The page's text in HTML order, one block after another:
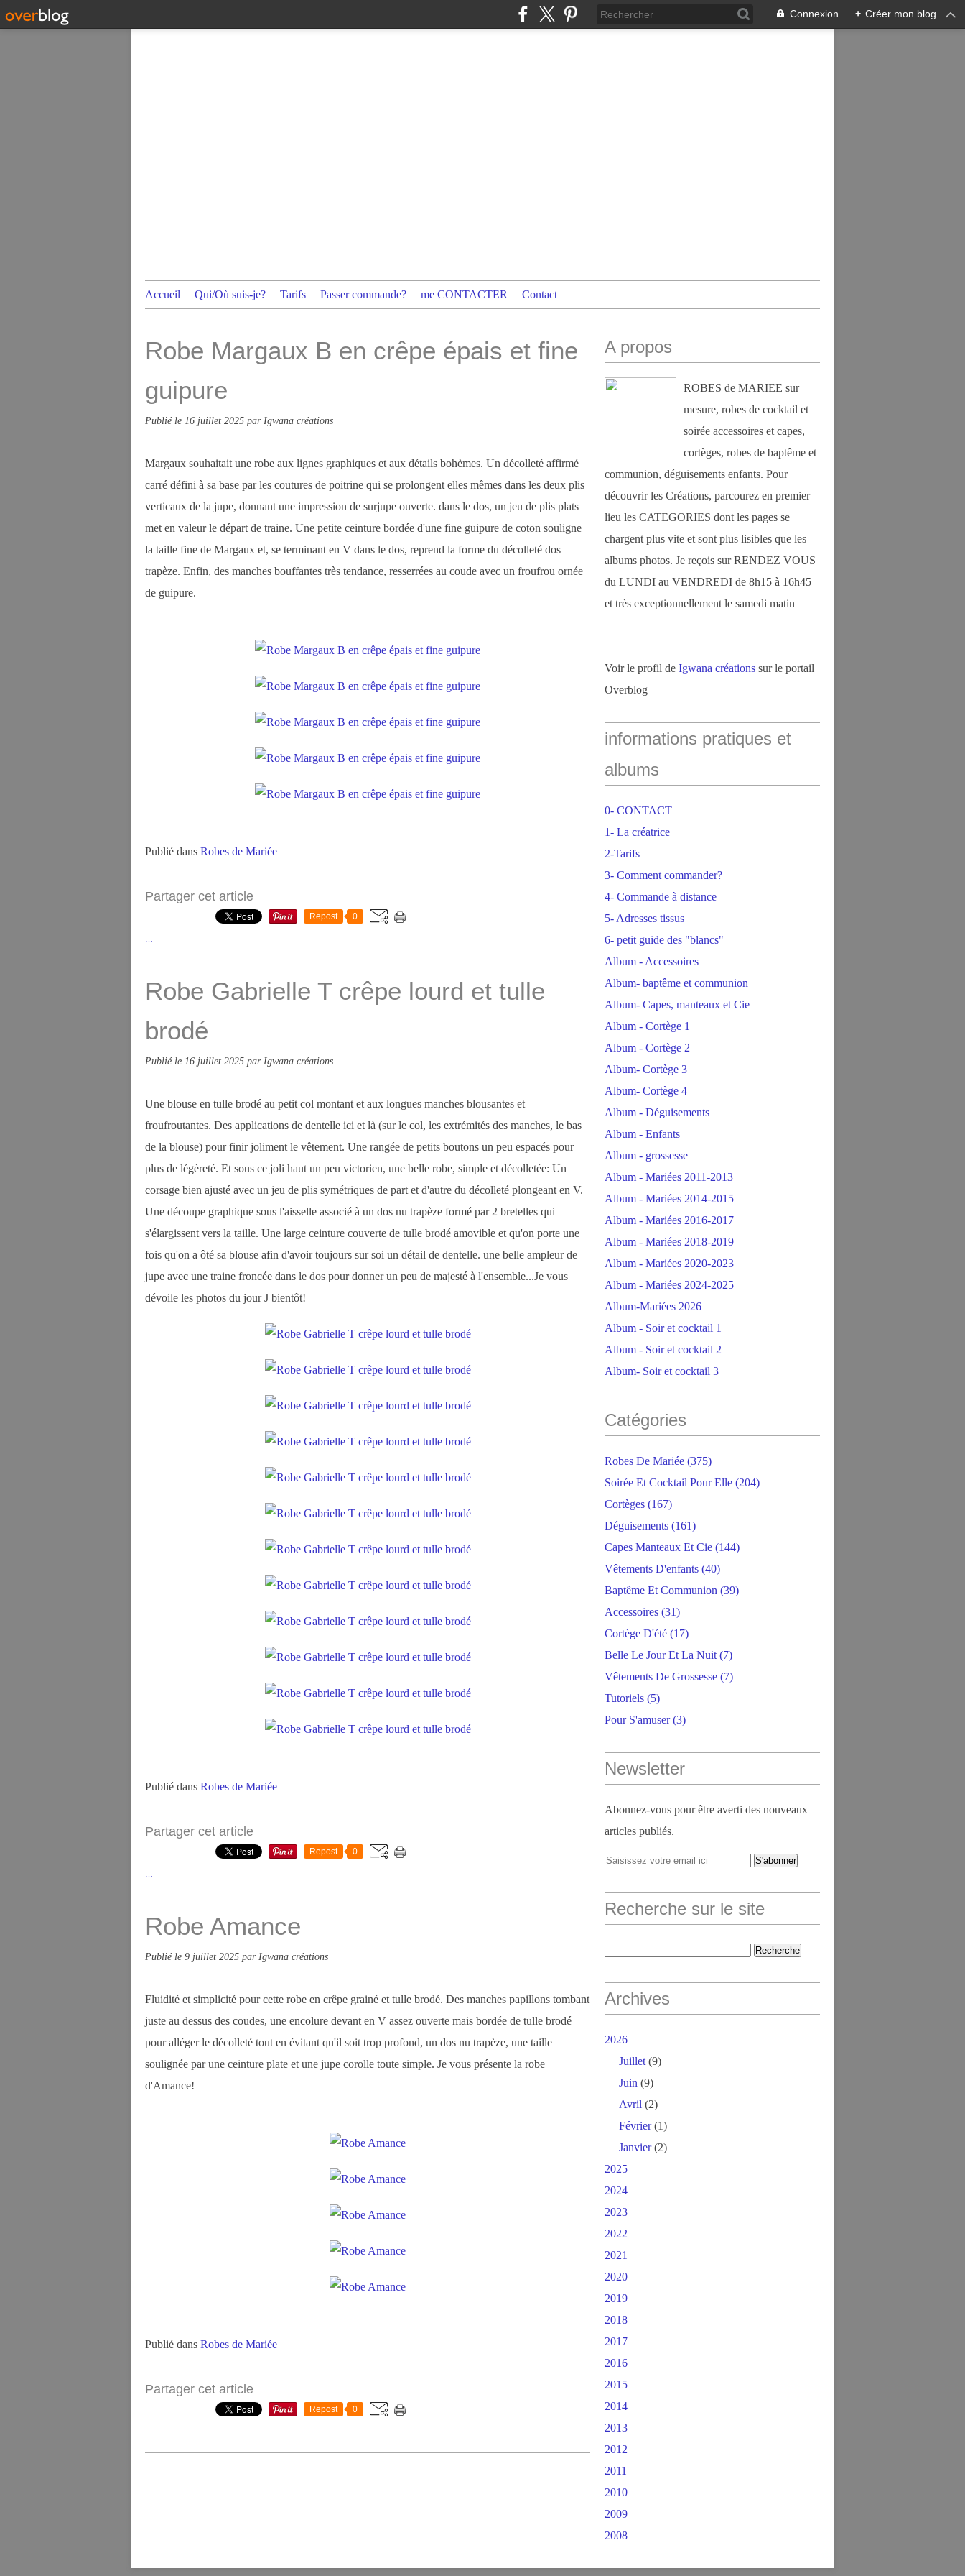
Connexion + Créer mon blog
Accueil Qui/Où suis-je? Tarifs Passer commande? me CONTACTER Contact
Robe Margaux B en crêpe épais et fine
guipure
Publié le 16 juillet 2025 par Igwana créations
Margaux souhaitait une robe aux lignes graphiques et aux détails bohèmes. Un décolleté affirmé
carré défini à sa base par les coutures de poitrine qui se prolongent elles mêmes dans les deux plis
verticaux de la jupe, donnant une impression de surjupe ouverte. dans le dos, un jeu de plis plats
met en valeur le départ de traine. Une petite ceinture bordée d'une fine guipure de coton souligne
la taille fine de Margaux et, se terminant en V dans le dos, reprend la forme du décolleté dos
trapèze. Enfin, des manches bouffantes très tendance, resserrées au coude avec un froufrou ornée
de guipure.
Publié dans Robes de Mariée
Partager cet article
Repost 0
Robe Gabrielle T crêpe lourd et tulle
brodé
Publié le 16 juillet 2025 par Igwana créations
Une blouse en tulle brodé au petit col montant et aux longues manches blousantes et
froufroutantes. Des applications de dentelle ici et là (sur le col, les extrémités des manches, le bas
de la blouse) pour finir joliment le vêtement. Une rangée de petits boutons un peu espacés pour
plus de légèreté. Et sous ce joli haut un peu victorien, une belle robe, simple et décolletée: Un
corsage bien ajusté avec un jeu de plis symétriques de part et d'autre du décolleté plongeant en V.
Une découpe graphique sous l'aisselle associé à un dos nu trapèze formé par 2 bretelles qui
s'élargissent vers la taille. Une large ceinture couverte de tulle brodé amovible et qu'on porte une
fois qu'on a ôté sa blouse afin d'avoir toujours sur soi un détail de dentelle. une belle ampleur de
jupe avec une traine froncée dans le dos pour donner un peu de majesté à l'ensemble...Je vous
dévoile les photos du jour J bientôt!
Publié dans Robes de Mariée
Partager cet article
Repost 0
Robe Amance
Publié le 9 juillet 2025 par Igwana créations
Fluidité et simplicité pour cette robe en crêpe grainé et tulle brodé. Des manches papillons tombant
juste au dessus des coudes, une encolure devant en V assez ouverte mais bordée de tulle brodé
pour alléger le décolleté tout en évitant qu'il soit trop profond, un dos nu trapèze, une taille
soulignée par une ceinture plate et une jupe corolle toute simple. Je vous présente la robe
d'Amance!
Publié dans Robes de Mariée
Partager cet article
Repost 0
A propos
ROBES de MARIEE sur
mesure, robes de cocktail et
soirée accessoires et capes,
cortèges, robes de baptême et
communion, déguisements enfants. Pour
découvrir les Créations, parcourez en premier
lieu les CATEGORIES dont les pages se
chargent plus vite et sont plus lisibles que les
albums photos. Je reçois sur RENDEZ VOUS
du LUNDI au VENDREDI de 8h15 à 16h45
et très exceptionnellement le samedi matin
Voir le profil de Igwana créations sur le portail
Overblog
informations pratiques et
albums
0- CONTACT
1- La créatrice
2-Tarifs
3- Comment commander?
4- Commande à distance
5- Adresses tissus
6- petit guide des "blancs"
Album - Accessoires
Album- baptême et communion
Album- Capes, manteaux et Cie
Album - Cortège 1
Album - Cortège 2
Album- Cortège 3
Album- Cortège 4
Album - Déguisements
Album - Enfants
Album - grossesse
Album - Mariées 2011-2013
Album - Mariées 2014-2015
Album - Mariées 2016-2017
Album - Mariées 2018-2019
Album - Mariées 2020-2023
Album - Mariées 2024-2025
Album-Mariées 2026
Album - Soir et cocktail 1
Album - Soir et cocktail 2
Album- Soir et cocktail 3
Catégories
Robes De Mariée (375)
Soirée Et Cocktail Pour Elle (204)
Cortèges (167)
Déguisements (161)
Capes Manteaux Et Cie (144)
Vêtements D'enfants (40)
Baptême Et Communion (39)
Accessoires (31)
Cortège D'été (17)
Belle Le Jour Et La Nuit (7)
Vêtements De Grossesse (7)
Tutoriels (5)
Pour S'amuser(3)
Newsletter
Abonnez-vous pour être averti des nouveaux
articles publiés.
Recherche sur le site
Archives
2026
Juillet (9)
Juin (9)
Avril (2)
Février(1)
Janvier(2)
2025
2024
2023
2022
2021
2020
2019
2018
2017
2016
2015
2014
2013
2012
2011
2010
2009
2008